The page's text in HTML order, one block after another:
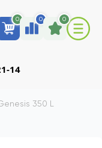
0 0 0
14
350 L